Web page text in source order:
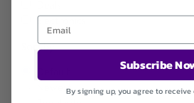
Electronics
Sort by
Newest
Subscribe
By signing up, you agree to